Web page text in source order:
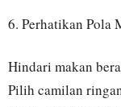
6. Perhatikan Pola
Hindari makan
Pilih camilan